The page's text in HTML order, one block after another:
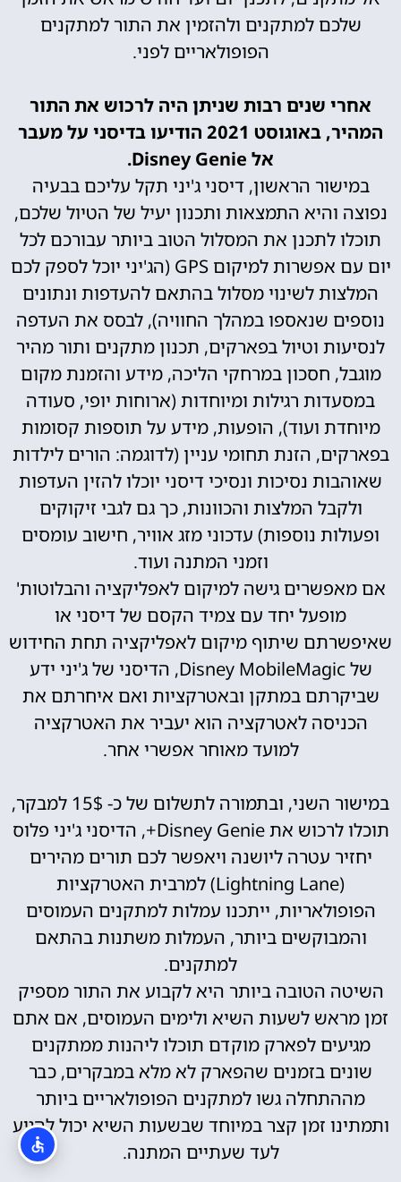
שלכם למתקנים ולהזמין את התור למתקנים
הפופולאריים לפני.
אחרי שנים רבות שניתן היה לרכוש את התור
המהיר, באוגוסט 2021 הודיעו בדיסני על מעבר
אל Disney Genie.
במישור הראשון, דיסני ג'יני תקל עליכם בבעיה
נפוצה והיא התמצאות ותכנון יעיל של הטיול שלכם,
תוכלו לתכנן את המסלול הטוב ביותר עבורכם לכל
יום עם אפשרות למיקום GPS (הג'יני יוכל לספק לכם
המלצות לשינוי מסלול בהתאם להעדפות ונתונים
נוספים שנאספו במהלך החוויה), לבסס את העדפה
לנסיעות וטיול בפארקים, תכנון מתקנים ותור מהיר
מוגבל, חסכון במרחקי הליכה, מידע והזמנת מקום
במסעדות רגילות ומיוחדות (ארוחות יופי, סעודה
מיוחדת ועוד), הופעות, מידע על תוספות קסומות
בפארקים, הזנת תחומי עניין (לדוגמה: הורים לילדות
שאוהבות נסיכות ונסיכי דיסני יוכלו להזין העדפות
ולקבל המלצות והכוונות, כך גם לגבי זיקוקים
ופעולות נוספות) עדכוני מזג אוויר, חישוב עומסים
וזמני המתנה ועוד.
אם מאפשרים גישה למיקום לאפליקציה והבלוטות'
מופעל יחד עם צמיד הקסם של דיסני או
שאיפשרתם שיתוף מיקום לאפליקציה תחת החידוש
של Disney MobileMagic, הדיסני של ג'יני ידע
שביקרתם במתקן ובאטרקציות ואם איחרתם את
הכניסה לאטרקציה הוא יעביר את האטרקציה
למועד מאוחר אפשרי אחר.
במישור השני, ובתמורה לתשלום של כ- 15$ למבקר,
תוכלו לרכוש את Disney Genie+, הדיסני ג'יני פלוס
יחזיר עטרה ליושנה ויאפשר לכם תורים מהירים
(Lightning Lane) למרבית האטרקציות
הפופולאריות, ייתכנו עמלות למתקנים העמוסים
והמבוקשים ביותר, העמלות משתנות בהתאם
למתקנים.
השיטה הטובה ביותר היא לקבוע את התור מספיק
זמן מראש לשעות השיא ולימים העמוסים, אם אתם
מגיעים לפארק מוקדם תוכלו ליהנות ממתקנים
שונים בזמנים שהפארק לא מלא במבקרים, כבר
מההתחלה גשו למתקנים הפופולאריים ביותר
ותמתינו זמן קצר במיוחד שבשעות השיא יכול להגיע
לעד שעתיים המתנה.